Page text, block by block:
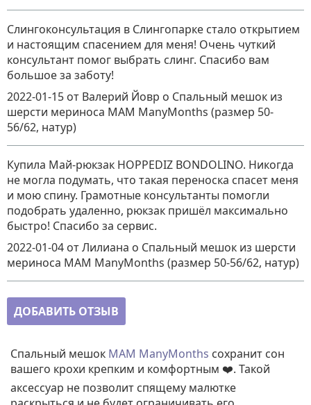
Слингоконсультация в Слингопарке стало открытием
и настоящим спасением для меня! Очень чуткий
консультант помог выбрать слинг. Спасибо вам
большое за заботу!
2022-01-15 от Валерий Йовр о Спальный мешок из
шерсти мериноса MAM ManyMonths (размер 50-
56/62, натур)
Купила Май-рюкзак HOPPEDIZ BONDOLINO. Никогда
не могла подумать, что такая переноска спасет меня
и мою спину. Грамотные консультанты помогли
подобрать удаленно, рюкзак пришёл максимально
быстро! Спасибо за сервис.
2022-01-04 от Лилиана о Спальный мешок из шерсти
мериноса MAM ManyMonths (размер 50-56/62, натур)
ДОБАВИТЬ ОТЗЫВ
Спальный мешок MAM ManyMonths сохранит сон
вашего крохи крепким и комфортным ❤️. Такой
аксессуар не позволит спящему малютке